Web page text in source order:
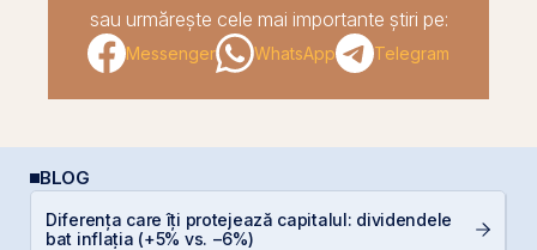
sau urmărește cele mai importante știri pe:
Messenger WhatsApp Telegram
BLOG
Diferența care îți protejează capitalul: dividendele
bat inflația (+5% vs. −6%)